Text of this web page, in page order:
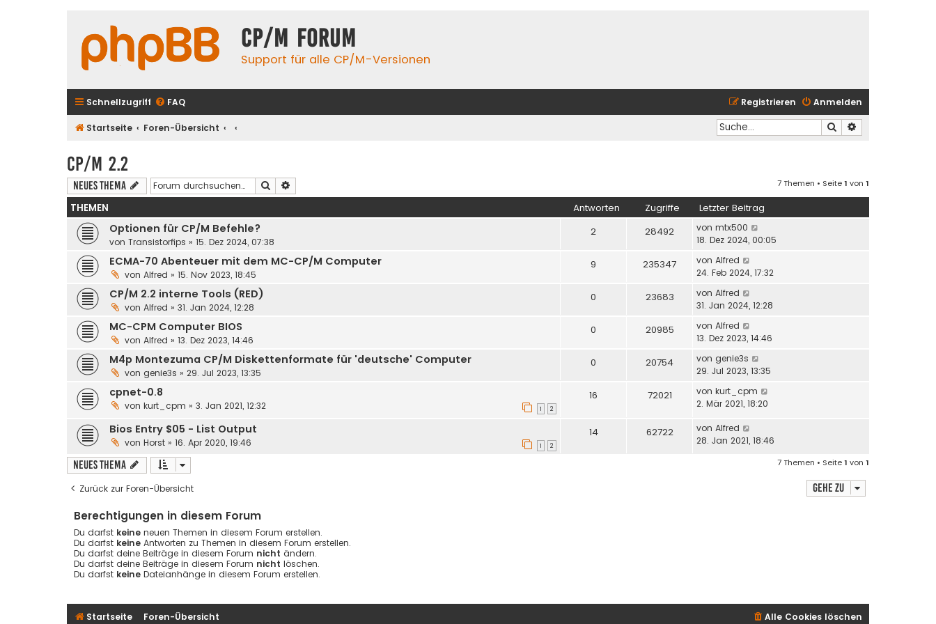
CP/M Forum
Support für alle CP/M-Versionen
Schnellzugriff FAQ Anmelden
Registrieren
Startseite Foren-Übersicht Suche
CP/M 2.2
Neues Thema Suche 7 Themen • Seite1 von 1
THEMEN Antworten Zugriffe Letzter Beitrag
Optionen für CP/M Befehle?
von Transistorfips » 15. Dez 2024, 07:38
2 28492 von mtx500
18. Dez 2024, 00:05
ECMA-70 Abenteuer mit dem MC-CP/M Computer
von Alfred » 15. Nov 2023, 18:45
9 235347 von Alfred
24. Feb 2024, 17:32
CP/M 2.2 interne Tools (RED)
von Alfred » 31. Jan 2024, 12:28
0 23683 von Alfred
31. Jan 2024, 12:28
MC-CPM Computer BIOS
von Alfred » 13. Dez 2023, 14:46
0 20985 von Alfred
13. Dez 2023, 14:46
M4p Montezuma CP/M Diskettenformate für 'deutsche' Computer
von genie3s » 29. Jul 2023, 13:35
0 20754 von genie3s
29. Jul 2023, 13:35
cpnet-0.8
von kurt_cpm » 3. Jan 2021, 12:32 1 2
16 72021 von kurt_cpm
2. Mär 2021, 18:20
Bios Entry $05 - List Output
von Horst » 16. Apr 2020, 19:46 1 2
14 62722 von Alfred
28. Jan 2021, 18:46
Neues Thema 7 Themen • Seite1 von 1
Zurück zur Foren-Übersicht Gehe zu
Berechtigungen in diesem Forum
Du darfst keine neuen Themen in diesem Forum erstellen.
Du darfst keine Antworten zu Themen in diesem Forum erstellen.
Du darfst deine Beiträge in diesem Forum nicht ändern.
Du darfst deine Beiträge in diesem Forum nicht löschen.
Du darfst keine Dateianhänge in diesem Forum erstellen.
Startseite Foren-Übersicht Alle Cookies löschen